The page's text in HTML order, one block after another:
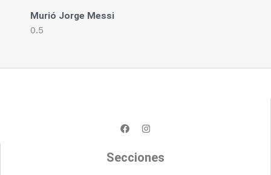
Murió Jorge Messi
F
a
b
I
n
a
Secciones